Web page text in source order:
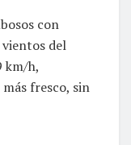
con
vientos del
km/h,
fresco, sin